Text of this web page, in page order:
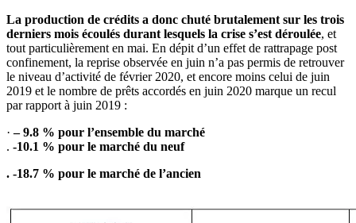
La production de crédits a donc chuté brutalement sur les trois
derniers mois écoulés durant lesquels la crise s’est déroulée, et
tout particulièrement en mai. En dépit d’un effet de rattrapage post
confinement, la reprise observée en juin n’a pas permis de retrouver
le niveau d’activité de février 2020, et encore moins celui de juin
2019 et le nombre de prêts accordés en juin 2020 marque un recul
par rapport à juin 2019 :
·– 9.8 % pour l’ensemble du marché
. -10.1 % pour le marché du neuf
. -18.7 % pour le marché de l’ancien